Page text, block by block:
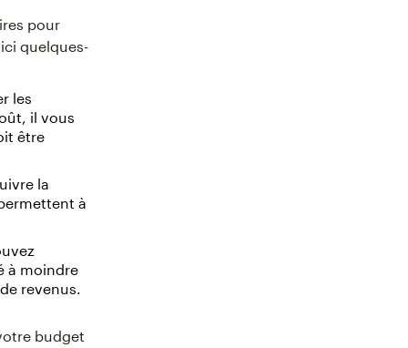
pour
quelques-
les
il vous
être
la
à
à moindre
revenus.
budget